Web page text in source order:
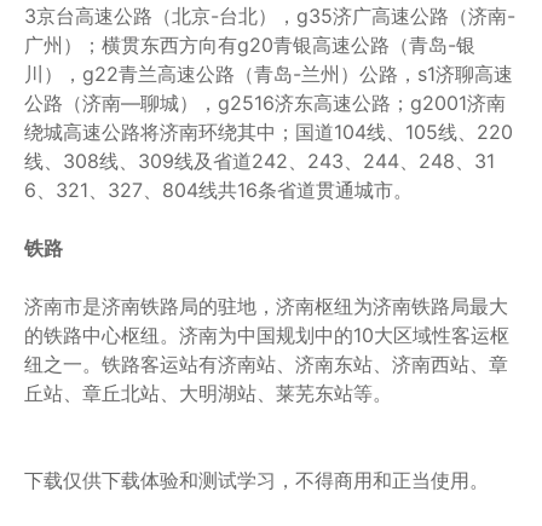
3京台高速公路（北京-台北），g35济广高速公路（济南-
广州）；横贯东西方向有g20青银高速公路（青岛-银
川），g22青兰高速公路（青岛-兰州）公路，s1济聊高速
公路（济南—聊城），g2516济东高速公路；g2001济南
绕城高速公路将济南环绕其中；国道104线、105线、220
线、308线、309线及省道242、243、244、248、31
6、321、327、804线共16条省道贯通城市。
铁路
济南市是济南铁路局的驻地，济南枢纽为济南铁路局最大
的铁路中心枢纽。济南为中国规划中的10大区域性客运枢
纽之一。铁路客运站有济南站、济南东站、济南西站、章
丘站、章丘北站、大明湖站、莱芜东站等。
下载仅供下载体验和测试学习，不得商用和正当使用。